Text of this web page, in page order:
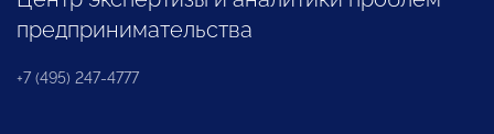
предпринимательства
+7 (495) 247-4777